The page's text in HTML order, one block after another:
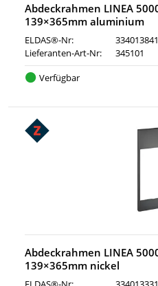
Abdeckrahmen LINEA
139×365mm aluminium
ELDAS®-Nr:
334013841
Lieferanten-Art-Nr:
345101
Verfügbar
Abdeckrahmen LINEA
139×365mm nickel